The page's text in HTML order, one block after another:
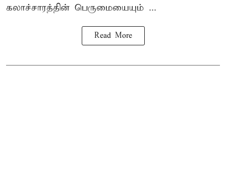
கலாச்சாரத்தின் பெருமையையும் ...
Read More